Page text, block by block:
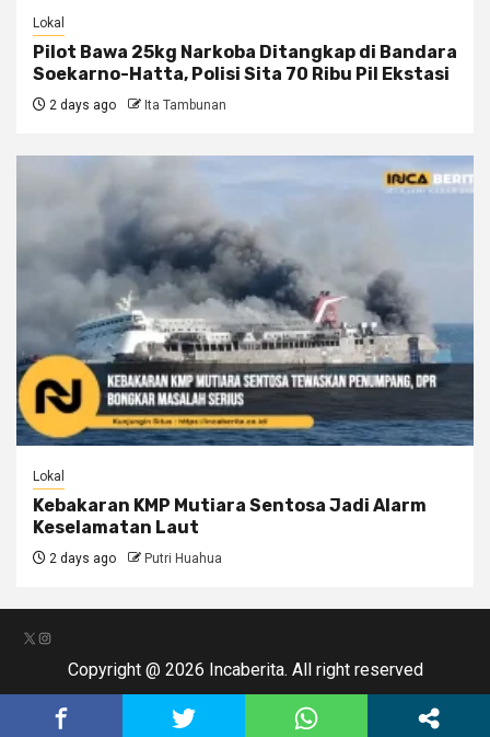
Lokal
Pilot Bawa 25kg Narkoba Ditangkap di Bandara
Soekarno-Hatta, Polisi Sita 70 Ribu Pil Ekstasi
2 days ago Ita Tambunan
Lokal
Kebakaran KMP Mutiara Sentosa Jadi Alarm
Keselamatan Laut
2 days ago Putri Huahua
X Instagram
Copyright @ 2026 Incaberita. All right reserved